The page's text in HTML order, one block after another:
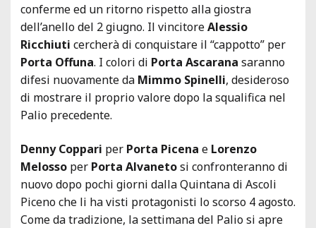
conferme ed un ritorno rispetto alla giostra
dell’anello del 2 giugno. Il vincitoreAlessio
Ricchiuti cercherà di conquistare il “cappotto” per
Porta Offuna. I colori di Porta Ascarana saranno
difesi nuovamente da Mimmo Spinelli, desideroso
di mostrare il proprio valore dopo la squalifica nel
Palio precedente.
Denny Coppari per Porta Picena e Lorenzo
Melosso per Porta Alvanetosi confronteranno di
nuovo dopo pochi giorni dalla Quintana di Ascoli
Piceno che li ha visti protagonisti lo scorso 4 agosto.
Come da tradizione, la settimana del Palio si apre